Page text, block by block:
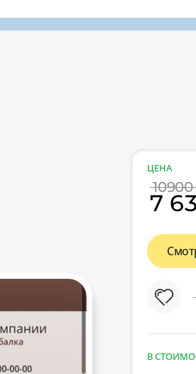
ЦЕНА
7
В